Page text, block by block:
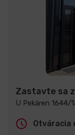
Zastavte sa
U Pekáren 1644/
Otváracia